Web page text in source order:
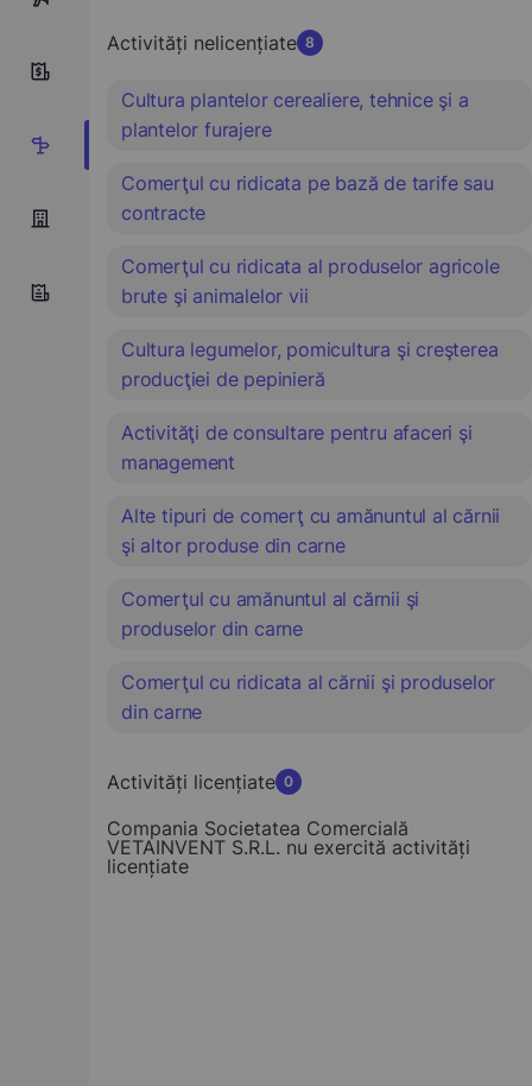
Activități nelicențiate 8
Cultura plantelor cerealiere, tehnice şi a
plantelor furajere
Comerţul cu ridicata pe bază de tarife sau
contracte
Comerţul cu ridicata al produselor agricole
brute şi animalelor vii
Cultura legumelor, pomicultura şi creşterea
producţiei de pepinieră
Activităţi de consultare pentru afaceri şi
management
Alte tipuri de comerţ cu amănuntul al cărnii
şi altor produse din carne
Comerţul cu amănuntul al cărnii şi
produselor din carne
Comerţul cu ridicata al cărnii şi produselor
din carne
Activități licențiate 0
Compania Societatea Comercială
VETAINVENT S.R.L. nu exercită activități
licențiate